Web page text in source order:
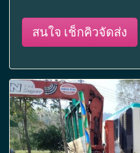
สนใจ เช็กคิวจัดส่ง